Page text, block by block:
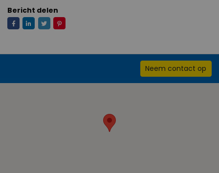
Bericht delen
Neem contact op